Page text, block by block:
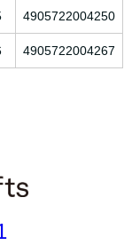
4905722004250
4905722004267